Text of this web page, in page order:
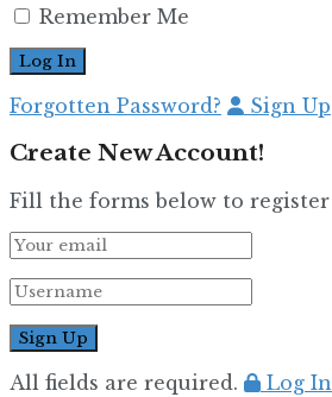
Remember Me
Forgotten Password? Sign Up
Create New Account!
Fill the forms below to register
All fields are required. Log In